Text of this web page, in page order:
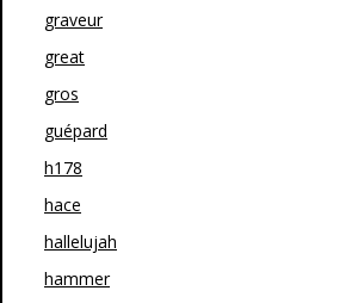
graveur
great
gros
guépard
h178
hace
hallelujah
hammer